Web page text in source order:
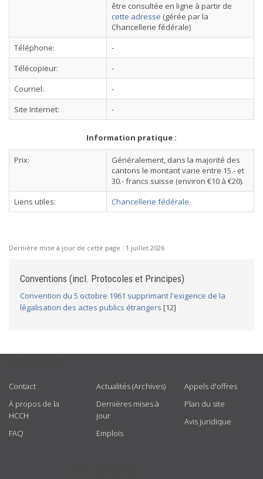
être consultée en ligne à partir de
cette adresse (gérée par la
Chancellerie fédérale)
Téléphone:
-
Télécopieur:
-
Courriel:
-
Site Internet:
-
Information pratique :
Prix:
Généralement, dans la majorité des
cantons le montant varie entre 15.- et
30.- francs suisse (environ €10 à €20).
Liens utiles:
Chancellerie fédérale
Dernière mise à jour de cette page : 1 juillet 2026
Conventions (incl. Protocoles et Principes)
Convention du 5 octobre 1961 supprimant l'exigence de la
légalisation des actes publics étrangers [12]
Contact
À propos de la
HCCH
FAQ
Actualités (Archives)
Dernières mises à
jour
Emplois
Appels d'offres
Plan du site
Avis juridique